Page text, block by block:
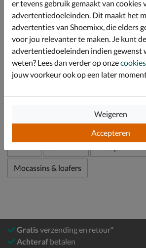
iedere stap door de
Afgewerkt met een flexibele
afwikkeling vergemakkelijkt en de
landing tot afzet.
Specificaties
Over Greve
Mocassins & loafers
Gratisverzending en retour*
Achteraf betalen
er tevens gebruik gemaakt van cookies
advertentiedoeleinden. Dit maakt het
advertenties van Shoemixx, die elders
voor jou relevanter te maken. Je kunt
advertentiedoeleinden indien gewenst
weten? Lees dan verder op onze
jouw voorkeur ook op een later
Accepteren
Weigeren